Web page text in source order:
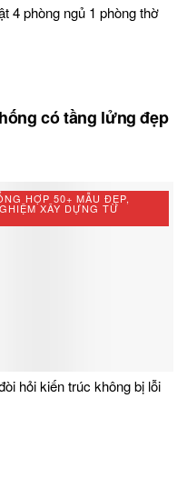
4 phòng ngủ 1 phòng thờ
có tầng lửng đẹp
HỢP 50+ MẪU ĐẸP,
XÂY DỰNG TỪ
hỏi kiến trúc không bị lỗi